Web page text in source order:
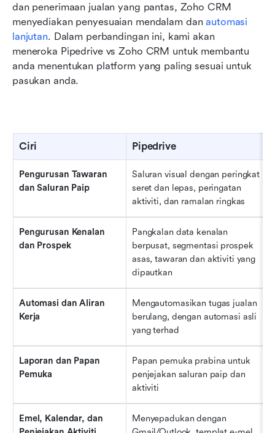
dan penerimaan jualan yang pantas, Zoho CRM
menyediakan penyesuaian mendalam dan automasi
lanjutan. Dalam perbandingan ini, kami akan
meneroka Pipedrive vs Zoho CRM untuk membantu
anda menentukan platform yang paling sesuai untuk
pasukan anda.
Ciri Pipedrive
Pengurusan Tawaran
dan Saluran Paip
Saluran visual dengan peringkat
seret dan lepas, peringatan
aktiviti, dan ramalan ringkas
Pengurusan Kenalan
dan Prospek
Pangkalan data kenalan
berpusat, segmentasi prospek
asas, tawaran dan aktiviti yang
dipautkan
Automasi dan Aliran
Kerja
Mengautomasikan tugas jualan
berulang, dengan automasi asli
yang terhad
Laporan dan Papan
Pemuka
Papan pemuka prabina untuk
penjejakan saluran paip dan
aktiviti
Emel, Kalendar, dan
Menyepadukan dengan